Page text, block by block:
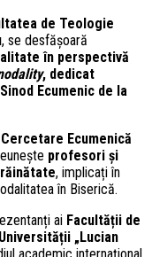
de Teologie
, se desfășoară
în perspectivă
, dedicat
Ecumenic de la
Ecumenică
profesori și
, implicați în
în Biserică.
ai Facultății de
Universității „Lucian